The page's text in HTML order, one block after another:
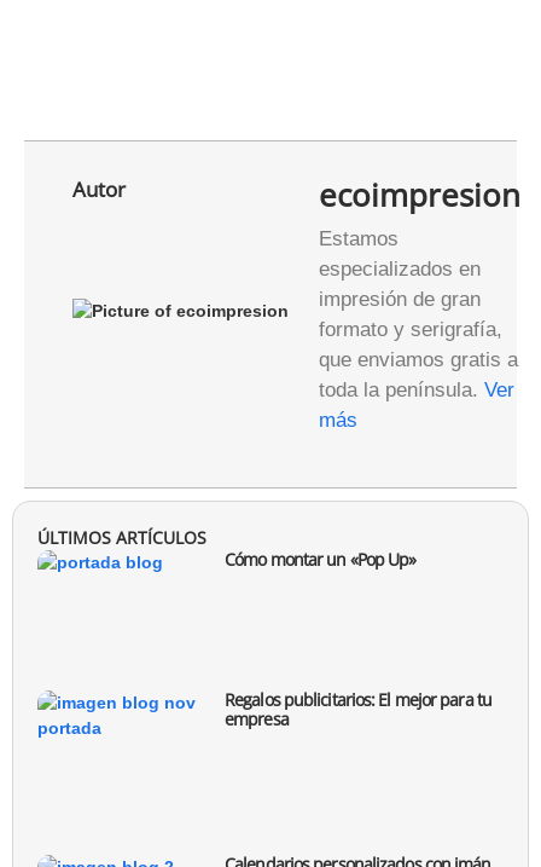
Autor ecoimpresion
Estamos
especializados en
impresión de gran
formato y serigrafía,
que enviamos gratis a
toda la península. Ver
más
ÚLTIMOS ARTÍCULOS
Cómo montar un «Pop Up»
Regalos publicitarios: El mejor para tu
empresa